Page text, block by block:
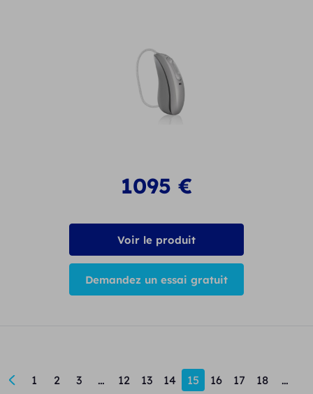
1095 €
Voir le produit
Demandez un essai gratuit
← 1 2 3 … 12 13 14 15 16 17 18
…